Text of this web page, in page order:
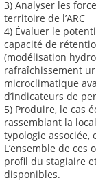
3) Analyser les
territoire de l’ARC
4) Évaluer le
capacité de
(modélisation
rafraîchissement
microclimatique
d’indicateurs de
5) Produire, le cas
rassemblant la
typologie
L’ensemble de
profil du stagiaire
disponibles.